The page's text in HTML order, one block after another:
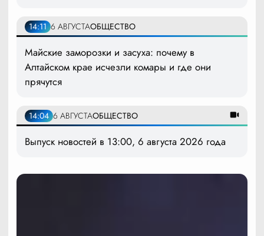
14:11 6 АВГУСТАОБЩЕСТВО
Майские заморозки и засуха: почему в
Алтайском крае исчезли комары и где они
прячутся
14:04 6 АВГУСТАОБЩЕСТВО
Выпуск новостей в 13:00, 6 августа 2026 года